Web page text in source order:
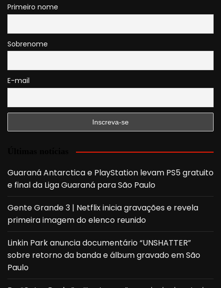
Primeiro nome
Sobrenome
E-mail
Guaraná Antarctica e PlayStation levam PS5 gratuito
e final da Liga Guaraná para São Paulo
Gente Grande 3 | Netflix inicia gravações e revela
primeira imagem do elenco reunido
Linkin Park anuncia documentário “UNSHATTER”
sobre retorno da banda e álbum gravado em São
Paulo